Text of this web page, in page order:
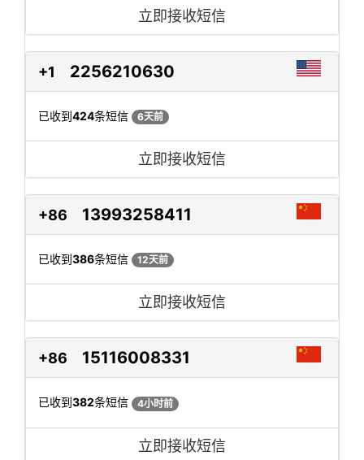
立即接收短信
+1 2256210630
已收到424条短信 6天前
立即接收短信
+86 13993258411
已收到386条短信 12天前
立即接收短信
+86 15116008331
已收到382条短信 4小时前
立即接收短信